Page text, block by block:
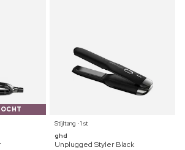
Stijltang ⋅ 1 st
ghd
Unplugged Styler Black